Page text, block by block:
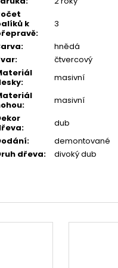
k
:
3
:
hnědá
:
čtvercový
:
masivní
:
masivní
:
dub
:
demontované
dřeva: divoký dub